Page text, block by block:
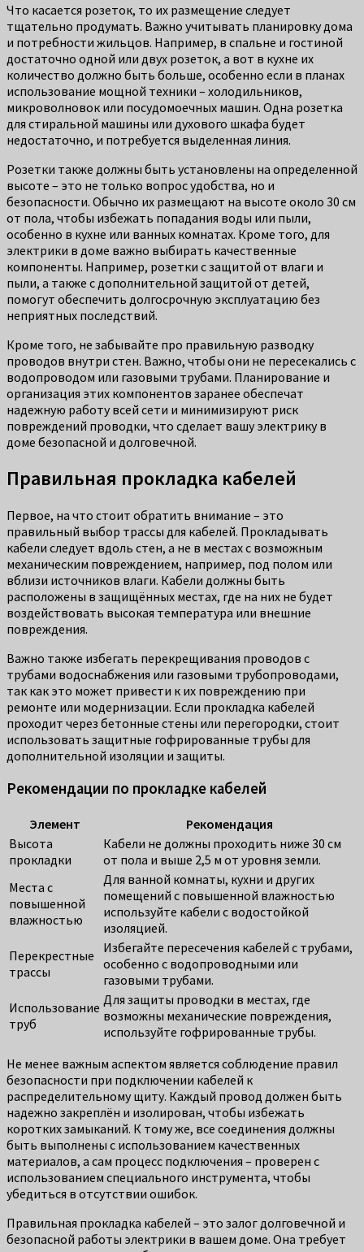
Что касается розеток, то их размещение следует
тщательно продумать. Важно учитывать планировку дома
и потребности жильцов. Например, в спальне и гостиной
достаточно одной или двух розеток, а вот в кухне их
количество должно быть больше, особенно если в планах
использование мощной техники – холодильников,
микроволновок или посудомоечных машин. Одна розетка
для стиральной машины или духового шкафа будет
недостаточно, и потребуется выделенная линия.
Розетки также должны быть установлены на определенной
высоте – это не только вопрос удобства, но и
безопасности. Обычно их размещают на высоте около 30 см
от пола, чтобы избежать попадания воды или пыли,
особенно в кухне или ванных комнатах. Кроме того, для
электрики в доме важно выбирать качественные
компоненты. Например, розетки с защитой от влаги и
пыли, а также с дополнительной защитой от детей,
помогут обеспечить долгосрочную эксплуатацию без
неприятных последствий.
Кроме того, не забывайте про правильную разводку
проводов внутри стен. Важно, чтобы они не пересекались с
водопроводом или газовыми трубами. Планирование и
организация этих компонентов заранее обеспечат
надежную работу всей сети и минимизируют риск
повреждений проводки, что сделает вашу электрику в
доме безопасной и долговечной.
Правильная прокладка кабелей
Первое, на что стоит обратить внимание – это
правильный выбор трассы для кабелей. Прокладывать
кабели следует вдоль стен, а не в местах с возможным
механическим повреждением, например, под полом или
вблизи источников влаги. Кабели должны быть
расположены в защищённых местах, где на них не будет
воздействовать высокая температура или внешние
повреждения.
Важно также избегать перекрещивания проводов с
трубами водоснабжения или газовыми трубопроводами,
так как это может привести к их повреждению при
ремонте или модернизации. Если прокладка кабелей
проходит через бетонные стены или перегородки, стоит
использовать защитные гофрированные трубы для
дополнительной изоляции и защиты.
Рекомендации по прокладке кабелей
Элемент
Рекомендация
Высота
прокладки
Кабели не должны проходить ниже 30 см
от пола и выше 2,5 м от уровня земли.
Места с
повышенной
влажностью
Для ванной комнаты, кухни и других
помещений с повышенной влажностью
используйте кабели с водостойкой
изоляцией.
Перекрестные
трассы
Избегайте пересечения кабелей с трубами,
особенно с водопроводными или
газовыми трубами.
Использование
труб
Для защиты проводки в местах, где
возможны механические повреждения,
используйте гофрированные трубы.
Не менее важным аспектом является соблюдение правил
безопасности при подключении кабелей к
распределительному щиту. Каждый провод должен быть
надежно закреплён и изолирован, чтобы избежать
коротких замыканий. К тому же, все соединения должны
быть выполнены с использованием качественных
материалов, а сам процесс подключения – проверен с
использованием специального инструмента, чтобы
убедиться в отсутствии ошибок.
Правильная прокладка кабелей – это залог долговечной и
безопасной работы электрики в вашем доме. Она требует